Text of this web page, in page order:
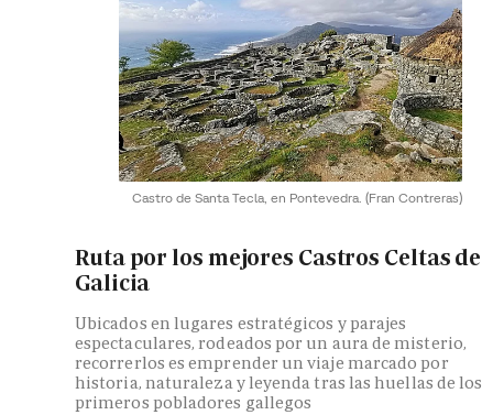
Castro de Santa Tecla, en Pontevedra. (Fran Contreras)
Ruta por los mejores Castros Celtas de
Galicia
Ubicados en lugares estratégicos y parajes
espectaculares, rodeados por un aura de misterio,
recorrerlos es emprender un viaje marcado por
historia, naturaleza y leyenda tras las huellas de los
primeros pobladores gallegos